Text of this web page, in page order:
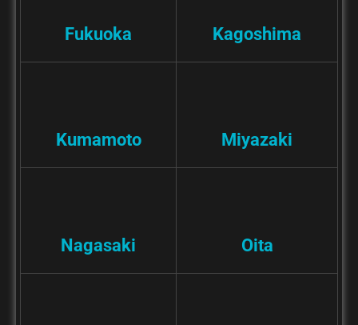
Fukuoka Kagoshima
Kumamoto Miyazaki
Nagasaki Oita